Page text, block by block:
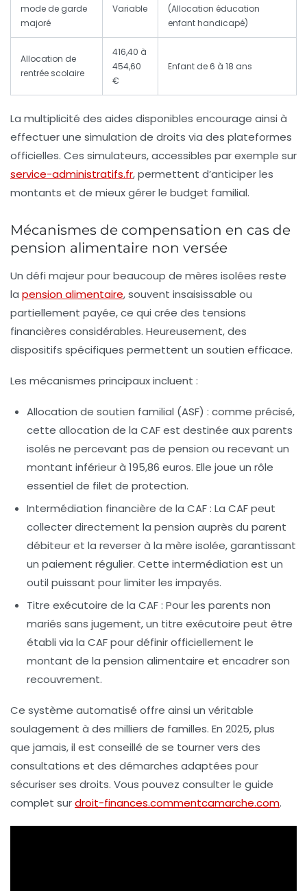
mode de garde
majoré
Variable
(Allocation éducation
enfant handicapé)
Allocation de
rentrée scolaire
416,40 à
454,60
€
Enfant de 6 à 18 ans
La multiplicité des aides disponibles encourage ainsi à
effectuer une simulation de droits via des plateformes
officielles. Ces simulateurs, accessibles par exemple sur
service-administratifs.fr, permettent d’anticiper les
montants et de mieux gérer le budget familial.
Mécanismes de compensation en cas de
pension alimentaire non versée
Un défi majeur pour beaucoup de mères isolées reste
la pension alimentaire, souvent insaisissable ou
partiellement payée, ce qui crée des tensions
financières considérables. Heureusement, des
dispositifs spécifiques permettent un soutien efficace.
Les mécanismes principaux incluent :
Allocation de soutien familial (ASF) : comme précisé,
cette allocation de la CAF est destinée aux parents
isolés ne percevant pas de pension ou recevant un
montant inférieur à 195,86 euros. Elle joue un rôle
essentiel de filet de protection.
Intermédiation financière de la CAF: La CAF peut
collecter directement la pension auprès du parent
débiteur et la reverser à la mère isolée, garantissant
un paiement régulier. Cette intermédiation est un
outil puissant pour limiter les impayés.
Titre exécutoire de la CAF: Pour les parents non
mariés sans jugement, un titre exécutoire peut être
établi via la CAF pour définir officiellement le
montant de la pension alimentaire et encadrer son
recouvrement.
Ce système automatisé offre ainsi un véritable
soulagement à des milliers de familles. En 2025, plus
que jamais, il est conseillé de se tourner vers des
consultations et des démarches adaptées pour
sécuriser ses droits. Vous pouvez consulter le guide
complet surdroit-finances.commentcamarche.com.